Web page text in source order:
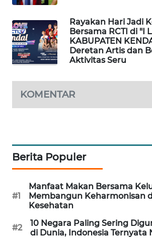
Rayakan Hari Jadi
Bersama RCTI di "I
KABUPATEN
Deretan Artis dan
Aktivitas Seru
KOMENTAR
Berita Populer
#1
Manfaat Makan Bersama
Membangun Keharmonisan
Kesehatan
#2
10 Negara Paling Sering
di Dunia, Indonesia Ternyata
UMKM
WAHANA
SELEB
WAHANA
PERSONA
WAHANA
HEALTH
WAHANA
DESA